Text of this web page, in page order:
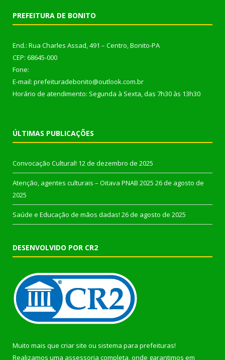
PREFEITURA DE BONITO
End.: Rua Charles Assad, 491 – Centro, Bonito-PA
CEP: 68645-000
Fone:
E-mail: prefeituradebonito@outlook.com.br
Horário de atendimento: Segunda à Sexta, das 7h30 às 13h30
ÚLTIMAS PUBLICAÇÕES
Convocação Cultural! 12 de dezembro de 2025
Atenção, agentes culturais – Oitava PNAB 2025 26 de agosto de
2025
Saúde e Educação de mãos dadas! 26 de agosto de 2025
DESENVOLVIDO POR CR2
Muito mais que criar site ou sistema para prefeituras!
Realizamos uma assessoria completa, onde garantimos em